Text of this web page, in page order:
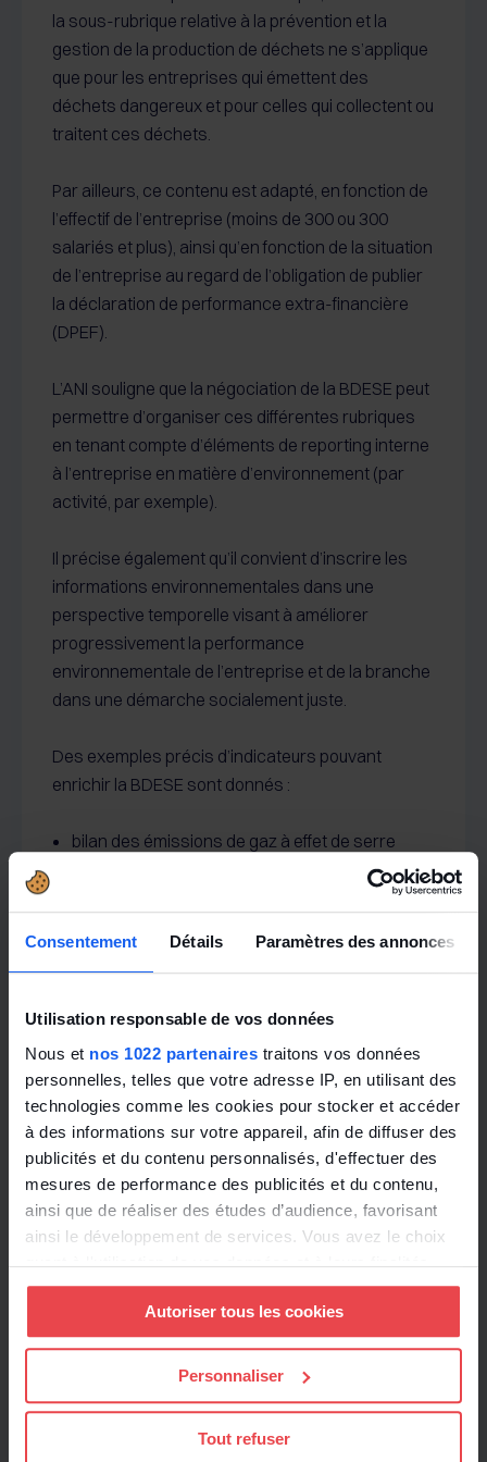
Consentement Détails Paramètres des annonces
Utilisation responsable de vos données
Nous et nos 1022 partenaires traitons vos données
personnelles, telles que votre adresse IP, en utilisant des
technologies comme les cookies pour stocker et accéder
à des informations sur votre appareil, afin de diffuser des
publicités et du contenu personnalisés, d'effectuer des
mesures de performance des publicités et du contenu,
ainsi que de réaliser des études d’audience, favorisant
ainsi le développement de services. Vous avez le choix
quant à l'utilisation de vos données et à leurs finalités.
Vous pouvez modifier ou retirer votre consentement à
tout moment en consultant la Déclaration relative aux
cookies ou en cliquant sur l'icône de confidentialité.
géographique qui peuvent être précises à plusieurs
Autoriser tous les cookies
Personnaliser
Tout refuser
la sous-rubrique relative à la prévention et la
gestion de la production de déchets ne s’applique
que pour les entreprises qui émettent des
déchets dangereux et pour celles qui collectent ou
traitent ces déchets.
Par ailleurs, ce contenu est adapté, en fonction de
l’effectif de l’entreprise (moins de 300 ou 300
salariés et plus), ainsi qu’en fonction de la situation
de l’entreprise au regard de l’obligation de publier
la déclaration de performance extra-financière
(DPEF).
L’ANI souligne que la négociation de la BDESE peut
permettre d’organiser ces différentes rubriques
en tenant compte d’éléments de reporting interne
à l’entreprise en matière d’environnement (par
activité, par exemple).
Il précise également qu’il convient d’inscrire les
informations environnementales dans une
perspective temporelle visant à améliorer
progressivement la performance
environnementale de l’entreprise et de la branche
dans une démarche socialement juste.
Des exemples précis d’indicateurs pouvant
enrichir la BDESE sont donnés :
bilan des émissions de gaz à effet de serre
(BEGES) sur un périmètre élargi (scope 3)
permettant d’évaluer l’ensemble des émissions
de plus de 500 salariés) ;
l’utilisation des sols dans le volet « gestion
Economie circulaire ;
indicateurs d’utilisation des ressources
(quantité d’eau utilisée, KWh consommés,
matières premières, sol occupé, tonnes de
déchets, etc.) pour sensibiliser les acteurs de
l’entreprise aux enjeux de compétitivité et de
productivité dans l’élaboration de sa stratégie
d’entreprise ;
enrichir le volet « gestion des déchets » dans
la sous-rubrique Economie circulaire au regard
des obligations qui existent en la matière
(bordereau de suivi des déchets dangereux,
registre des déchets, tri des biodéchets, etc.).